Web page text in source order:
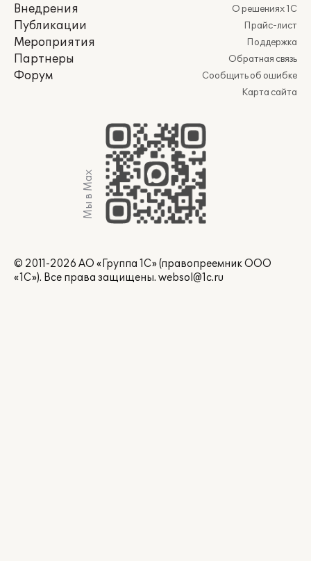
Внедрения
Публикации
Мероприятия
Партнеры
Форум
О решениях 1С
Прайс-лист
Поддержка
Обратная связь
Сообщить об ошибке
Карта сайта
Мы в Max
© 2011-2026 АО «Группа 1С» (правопреемник ООО
«1С»). Все права защищены. websol@1c.ru